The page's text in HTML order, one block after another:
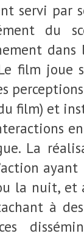
servi par
du
dans
film joue
film) et
La
la nuit, et
à